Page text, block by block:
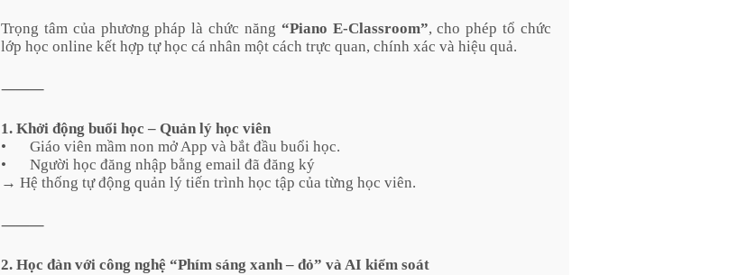
Trọng tâm của phương pháp là chức năng “Piano E-Classroom”, cho phép tổ chức
lớp học online kết hợp tự học cá nhân một cách trực quan, chính xác và hiệu quả.
⸻
1. Khởi động buổi học – Quản lý học viên
•
Giáo viên mầm non mở App và bắt đầu buổi học.
•
Người học đăng nhập bằng email đã đăng ký
→ Hệ thống tự động quản lý tiến trình học tập của từng học viên.
⸻
2. Học đàn với công nghệ “Phím sáng xanh – đỏ” và AI kiểm soát